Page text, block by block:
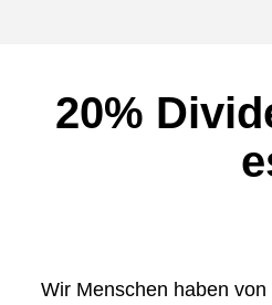
20%
Wir Menschen haben